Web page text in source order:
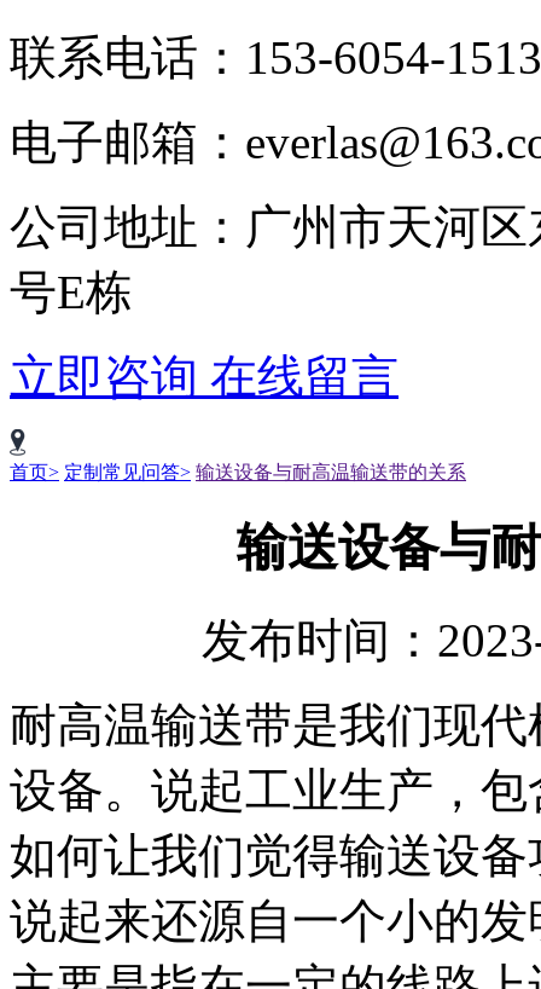
联系电话：153-6054-1513
电子邮箱：
公司地址：广州市天河
号E栋
立即咨询 在线留言
首页> 定制常见问答> 输送设备与耐高温输送带的关系
输送设备与
发布时间：
耐高温输送带是我们现
设备。说起工业生产，
如何让我们觉得输送设
说起来还源自一个小的